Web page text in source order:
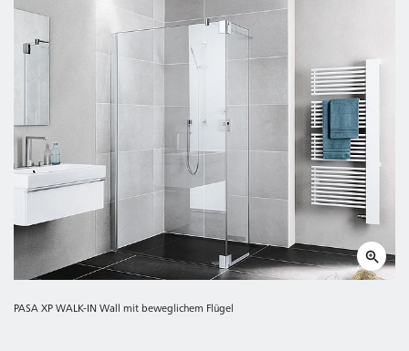
20 Jahre Ersatzteil-Nachkaufsicherheit nach Auslauf des
PASA XP WALK-IN Wall mit beweglichem Flügel